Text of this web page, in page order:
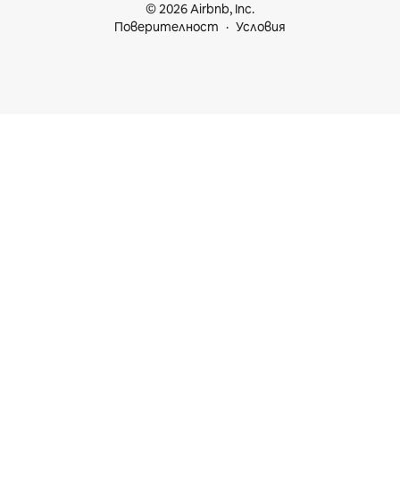
© 2026 Airbnb, Inc.
Поверителност
Условия